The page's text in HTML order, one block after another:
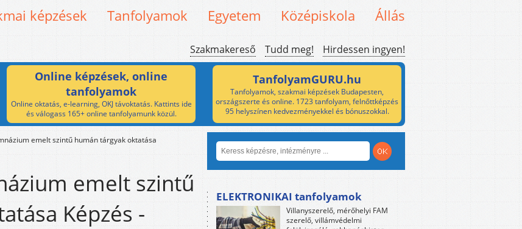
képzések Tanfolyamok Egyetem Középiskola Állás
Szakmakereső Tudd meg! Hirdessen ingyen!
Online képzések, online
tanfolyamok
Online oktatás, e-learning, OKJ távoktatás. Kattints ide
és válogass 165+ online tanfolyamunk közül.
TanfolyamGURU.hu
Tanfolyamok, szakmai képzések Budapesten,
országszerte és online. 1723 tanfolyam, felnőttképzés
95 helyszínen kedvezményekkel és bónuszokkal.
emelt szintű humán tárgyak oktatása
emelt szintű
Képzés -
ELEKTRONIKAI tanfolyamok
Villanyszerelő, mérőhelyi FAM
szerelő, villámvédelmi